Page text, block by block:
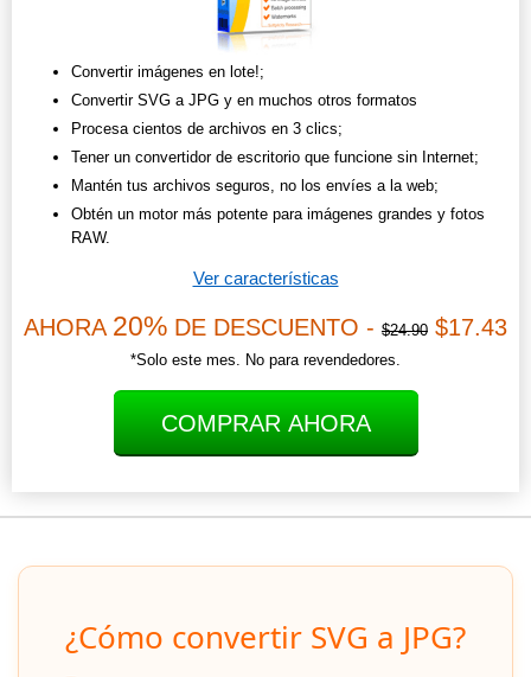
Convertir imágenes en lote!;
Convertir SVG a JPG y en muchos otros formatos
Procesa cientos de archivos en 3 clics;
Tener un convertidor de escritorio que funcione sin Internet;
Mantén tus archivos seguros, no los envíes a la web;
Obtén un motor más potente para imágenes grandes y fotos
RAW.
Ver características
AHORA 20% DE DESCUENTO - $24.90 $17.43
*Solo este mes. No para revendedores.
COMPRAR AHORA
¿Cómo convertir SVG a JPG?